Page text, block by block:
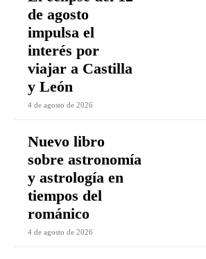
de agosto
impulsa el
interés por
viajar a Castilla
y León
4 de agosto de 2026
Nuevo libro
sobre astronomía
y astrología en
tiempos del
románico
4 de agosto de 2026